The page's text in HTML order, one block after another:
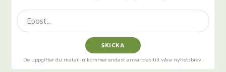
SKICKA
De uppgifter du matar in kommer endast användas till våra nyhetsbrev.